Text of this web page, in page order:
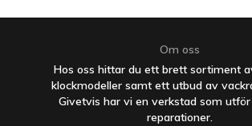
Om oss
Hos oss hittar du ett brett sortiment
klockmodeller samt ett utbud av
Givetvis har vi en verkstad som
reparationer.